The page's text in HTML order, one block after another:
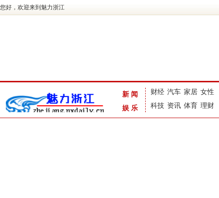
您好，欢迎来到魅力浙江
新闻
娱乐
财经 汽车 家居 女性
科技 资讯 体育 理财